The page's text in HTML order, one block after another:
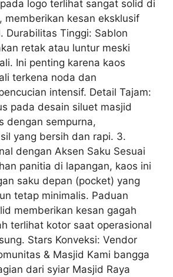
logo terlihat sangat solid di
memberikan kesan eksklusif
Durabilitas Tinggi: Sablon
retak atau luntur meski
Ini penting karena kaos
terkena noda dan
intensif. Detail Tajam:
pada desain siluet masjid
dengan sempurna,
yang bersih dan rapi. 3.
dengan Aksen Saku Sesuai
panitia di lapangan, kaos ini
saku depan (pocket) yang
tetap minimalis. Paduan
memberikan kesan gagah
terlihat kotor saat operasional
Stars Konveksi: Vendor
& Masjid Kami bangga
dari syiar Masjid Raya